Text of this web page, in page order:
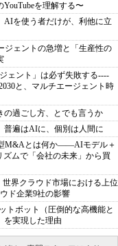
を理解する〜
AIを使う者だけが、利他に立
ジェントの急増と「生産性の
ェント」は必ず失敗する----
と、マルチエージェント時
の過ごし方、とでも言うか
普遍はAIに、個別は人間に
M&Aとは何か――AIモデル＋
ズムで「会社の未来」から買
界クラウド市場における上位
ド企業9社の影響
トボット（圧倒的な高機能と
を実現した理由